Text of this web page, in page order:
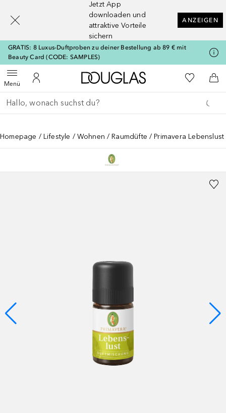
Jetzt App
downloaden und
attraktive Vorteile
sichern
ANZEIGEN
GRATIS: 8 Luxus-Duftproben zu deiner Bestellung ab 89 € mit
Beauty Card (CODE: SAMPLES)
MenüMenü öffnenZu Meinem Kundenkonto
Zur Douglas Startseite
Zu Meiner
Gehe zurück
Suche ausführen
Homepage Lifestyle Wohnen Raumdüfte Primavera Lebenslust
[navigation.slideout.screenreader]